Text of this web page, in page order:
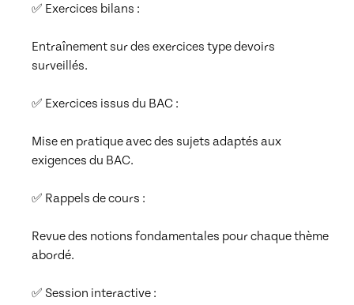
✅ Exercices bilans :
Entraînement sur des exercices type devoirs
surveillés.
✅ Exercices issus du BAC :
Mise en pratique avec des sujets adaptés aux
exigences du BAC.
✅ Rappels de cours :
Revue des notions fondamentales pour chaque thème
abordé.
✅ Session interactive :